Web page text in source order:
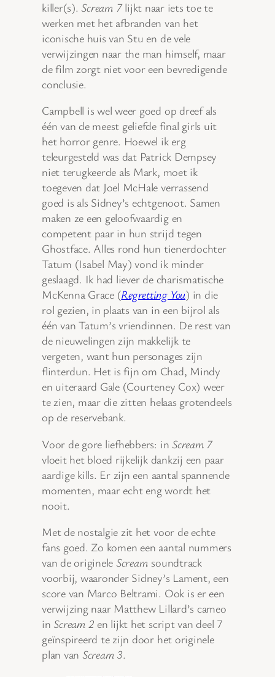
killer(s).Scream 7lijkt naar iets toe te
werken met het afbranden van het
iconische huis van Stu en de vele
verwijzingen naar the man himself, maar
de film zorgt niet voor een bevredigende
conclusie.
Campbell is wel weer goed op dreef als
één van de meest geliefde final girls uit
het horror genre. Hoewel ik erg
teleurgesteld was dat Patrick Dempsey
niet terugkeerde als Mark, moet ik
toegeven dat Joel McHale verrassend
goed is als Sidney’s echtgenoot. Samen
maken ze een geloofwaardig en
competent paar in hun strijd tegen
Ghostface. Alles rond hun tienerdochter
Tatum (Isabel May) vond ik minder
geslaagd. Ik had liever de charismatische
McKenna Grace (Regretting You) in die
rol gezien, in plaats van in een bijrol als
één van Tatum’s vriendinnen. De rest van
de nieuwelingen zijn makkelijk te
vergeten, want hun personages zijn
flinterdun. Het is fijn om Chad, Mindy
en uiteraard Gale (Courteney Cox) weer
te zien, maar die zitten helaas grotendeels
op de reservebank.
Voor de gore liefhebbers: inScream 7
vloeit het bloed rijkelijk dankzij een paar
aardige kills. Er zijn een aantal spannende
momenten, maar echt eng wordt het
nooit.
Met de nostalgie zit het voor de echte
fans goed. Zo komen een aantal nummers
van de originele Scream soundtrack
voorbij, waaronder Sidney’s Lament, een
score van Marco Beltrami. Ook is er een
verwijzing naar Matthew Lillard’s cameo
inScream 2 en lijkt het script van deel 7
geïnspireerd te zijn door het originele
plan van Scream 3.